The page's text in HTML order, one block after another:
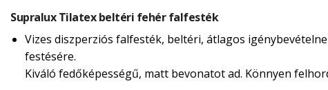
Supralux Tilatex beltéri fehér falfesték
Vizes diszperziós falfesték, beltéri, átlagos
festésére.
Kiváló fedőképességű, matt bevonatot ad. Könnyen